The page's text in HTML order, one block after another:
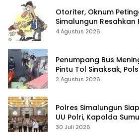
Otoriter, Oknum
Simalungun Resahkan
4 Agustus 2026
Penumpang Bus
Pintu Tol Sinaksak,
Nanggar Gerak Cepat
2 Agustus 2026
Polres Simalungun
UU Polri, Kapolda
Fondasi Penguatan
30 Juli 2026